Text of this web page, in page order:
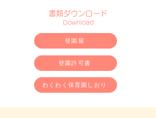
書類ダウンロード
Download
登園届
登園許可書
わくわく保育園しおり